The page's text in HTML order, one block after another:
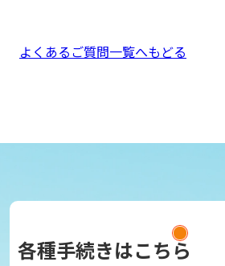
よくあるご質問一覧へもどる
各種手続きはこちら